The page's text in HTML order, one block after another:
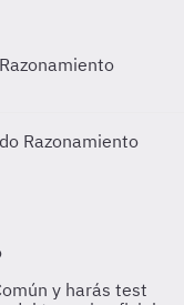
Razonamiento
Razonamiento